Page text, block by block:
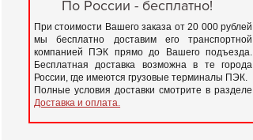
По России - бесплатно!
При стоимости Вашего заказа от 20 000 рублей
мы бесплатно доставим его транспортной
компанией ПЭК прямо до Вашего подъезда.
Бесплатная доставка возможна в те города
России, где имеются грузовые терминалы ПЭК.
Полные условия доставки смотрите в разделе
Доставка и оплата.